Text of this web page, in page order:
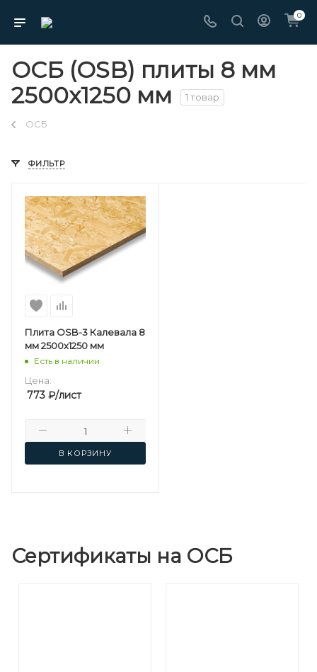
0
ОСБ (OSB) плиты 8 мм
2500х1250 мм
1 товар
ОСБ
ФИЛЬТР
Плита OSB-3 Калевала 8
мм 2500х1250 мм
Есть в наличии
Цена:
773 ₽/лист
В КОРЗИНУ
Сертификаты на ОСБ